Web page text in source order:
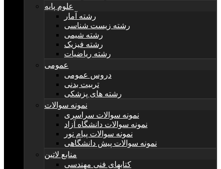
علوم پایه
رشته آمار
رشته زیست شناسی
رشته شیمی
رشته فیزیک
رشته ریاضیات
عمومی
دروس عمومی
تربیت بدنی
رشته های پزشکی
نمونه سوالات
نمونه سوالات سراسری
نمونه سوالات دانشگاه آزاد
نمونه سوالات پیام نور
نمونه سوالات پیش دانشگاهی
منابع لاتین
کتابهای فنی مهندسی